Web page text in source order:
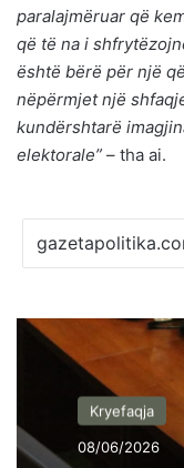
paralajmëruar që
që të na i
është bërë për një
nëpërmjet një
kundërshtarë
elektorale” – tha ai.
Kryefaqja
08/06/2026